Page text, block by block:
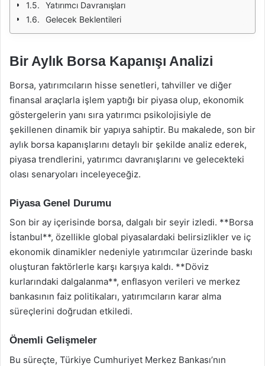
Yatırımcı Davranışları
Gelecek Beklentileri
Bir Aylık Borsa Kapanışı Analizi
Borsa, yatırımcıların hisse senetleri, tahviller ve diğer
finansal araçlarla işlem yaptığı bir piyasa olup, ekonomik
göstergelerin yanı sıra yatırımcı psikolojisiyle de
şekillenen dinamik bir yapıya sahiptir. Bu makalede, son bir
aylık borsa kapanışlarını detaylı bir şekilde analiz ederek,
piyasa trendlerini, yatırımcı davranışlarını ve gelecekteki
olası senaryoları inceleyeceğiz.
Piyasa Genel Durumu
Son bir ay içerisinde borsa, dalgalı bir seyir izledi. **Borsa
İstanbul**, özellikle global piyasalardaki belirsizlikler ve iç
ekonomik dinamikler nedeniyle yatırımcılar üzerinde baskı
oluşturan faktörlerle karşı karşıya kaldı. **Döviz
kurlarındaki dalgalanma**, enflasyon verileri ve merkez
bankasının faiz politikaları, yatırımcıların karar alma
süreçlerini doğrudan etkiledi.
Önemli Gelişmeler
Bu süreçte, Türkiye Cumhuriyet Merkez Bankası’nın